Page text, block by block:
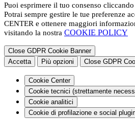
Puoi esprimere il tuo consenso
Potrai sempre gestire le tue preferenze
CENTER e ottenere maggiori
visitando la nostra COOKIE POLICY
Close GDPR Cookie Banner
Accetta
Più opzioni Close GDPR
Cookie Center
Cookie tecnici (strettamente
Cookie analitici
Cookie di profilazione e social